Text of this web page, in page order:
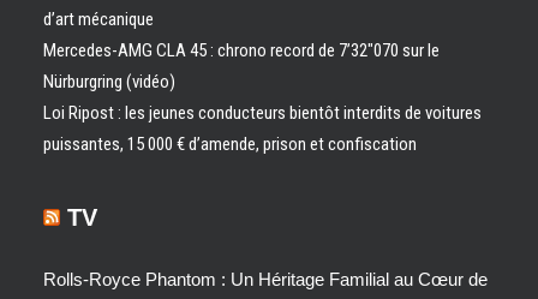
d’art mécanique
Mercedes-AMG CLA 45 : chrono record de 7’32″070 sur le
Nürburgring (vidéo)
Loi Ripost : les jeunes conducteurs bientôt interdits de voitures
puissantes, 15 000 € d’amende, prison et confiscation
TV
Rolls-Royce Phantom : Un Héritage Familial au Cœur de